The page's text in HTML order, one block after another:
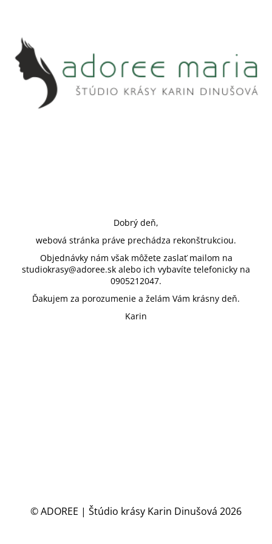
Dobrý deň,
webová stránka práve prechádza rekonštrukciou.
Objednávky nám však môžete zaslať mailom na
studiokrasy@adoree.sk alebo ich vybavíte telefonicky na
0905212047.
Ďakujem za porozumenie a želám Vám krásny deň.
Karin
© ADOREE | Štúdio krásy Karin Dinušová 2026